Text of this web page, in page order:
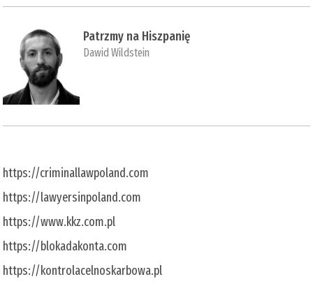
Patrzmy na Hiszpanię
Dawid Wildstein
https://criminallawpoland.com
https://lawyersinpoland.com
https://www.kkz.com.pl
https://blokadakonta.com
https://kontrolacelnoskarbowa.pl